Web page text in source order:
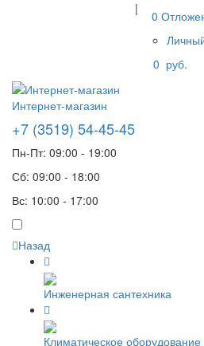
| 0
0 руб.
Интернет-магазин
+7 (3519) 54-45-45
Пн-Пт: 09:00 - 19:00
Сб: 09:00 - 18:00
Вс: 10:00 - 17:00
Назад
Инженерная сантехника
Климатическое оборудование